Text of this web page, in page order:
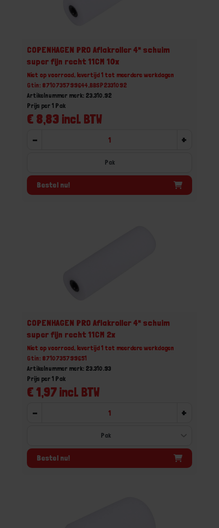
COPENHAGEN PRO Aflakroller 4* schuim
super fijn recht 11CM 10x
Niet op voorraad, levertijd 1 tot meerdere werkdagen
Gtin: 8710735799644,BBSP2331092
Artikelnummer merk: 23.310.92
€ 8,83 incl. BTW
Prijs per 1 Pak
- +
Pak
Bestel nu!
COPENHAGEN PRO Aflakroller 4* schuim
super fijn recht 11CM 2x
Niet op voorraad, levertijd 1 tot meerdere werkdagen
Gtin: 8710735799651
Artikelnummer merk: 23.310.93
€ 1,97 incl. BTW
Prijs per 1 Pak
- +
Bestel nu!